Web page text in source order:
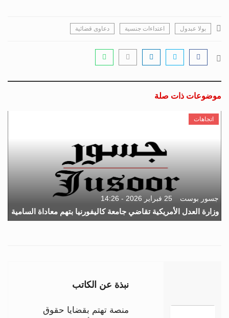
بولا عبدول اعتداءات جنسية دعاوى قضائية
موضوعات ذات صلة
اتجاهات
جسور بوست 25 فبراير 2026 - 14:26
وزارة العدل الأمريكية تقاضي جامعة كاليفورنيا بتهم معاداة السامية
نبذة عن الكاتب
منصة تهتم بقضايا حقوق